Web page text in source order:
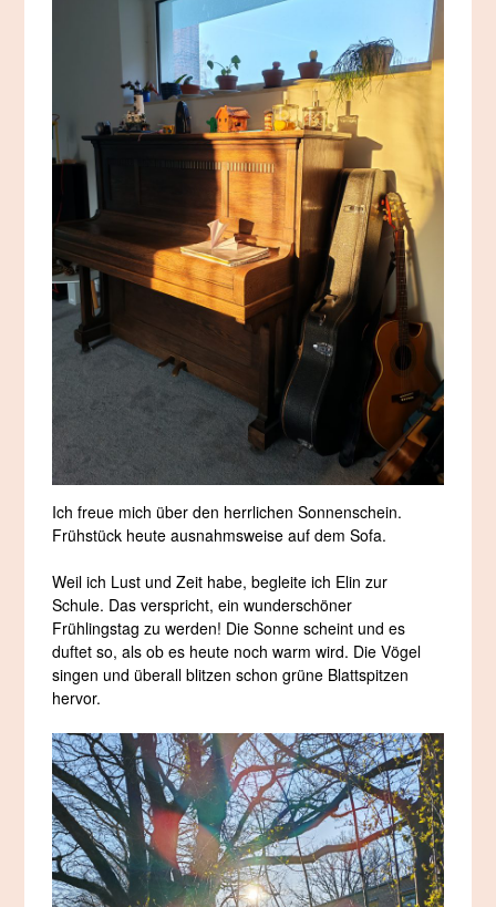
Ich freue mich über den herrlichen Sonnenschein.
Frühstück heute ausnahmsweise auf dem Sofa.
Weil ich Lust und Zeit habe, begleite ich Elin zur
Schule. Das verspricht, ein wunderschöner
Frühlingstag zu werden! Die Sonne scheint und es
duftet so, als ob es heute noch warm wird. Die Vögel
singen und überall blitzen schon grüne Blattspitzen
hervor.